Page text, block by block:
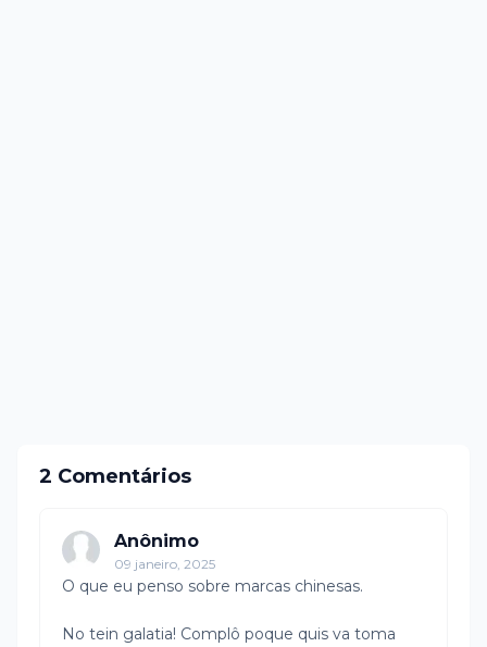
2 Comentários
Anônimo
09 janeiro, 2025
O que eu penso sobre marcas chinesas.
No tein galatia! Complô poque quis va toma